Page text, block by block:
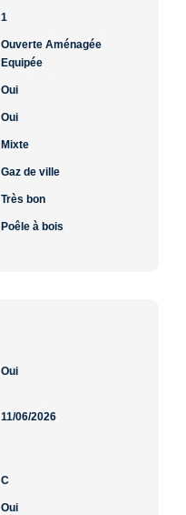
1
Ouverte Aménagée
Equipée
Oui
Oui
Mixte
Gaz de ville
Très bon
Poêle à bois
Oui
11/06/2026
C
Oui